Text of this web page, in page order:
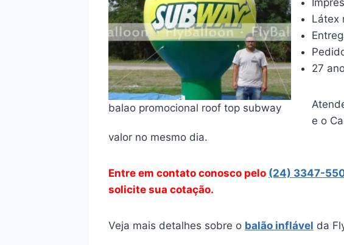
balao promocional roof top subway
Látex
27
e o
valor no mesmo dia.
Entre em contato conosco pelo (24) 3347-
solicite sua cotação.
Veja mais detalhes sobre o balão inflável da